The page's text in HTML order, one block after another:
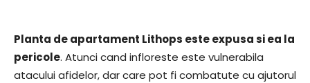
Planta de apartament Lithops este expusa si ea la
pericole. Atunci cand infloreste este vulnerabila
atacului afidelor, dar care pot fi combatute cu ajutorul